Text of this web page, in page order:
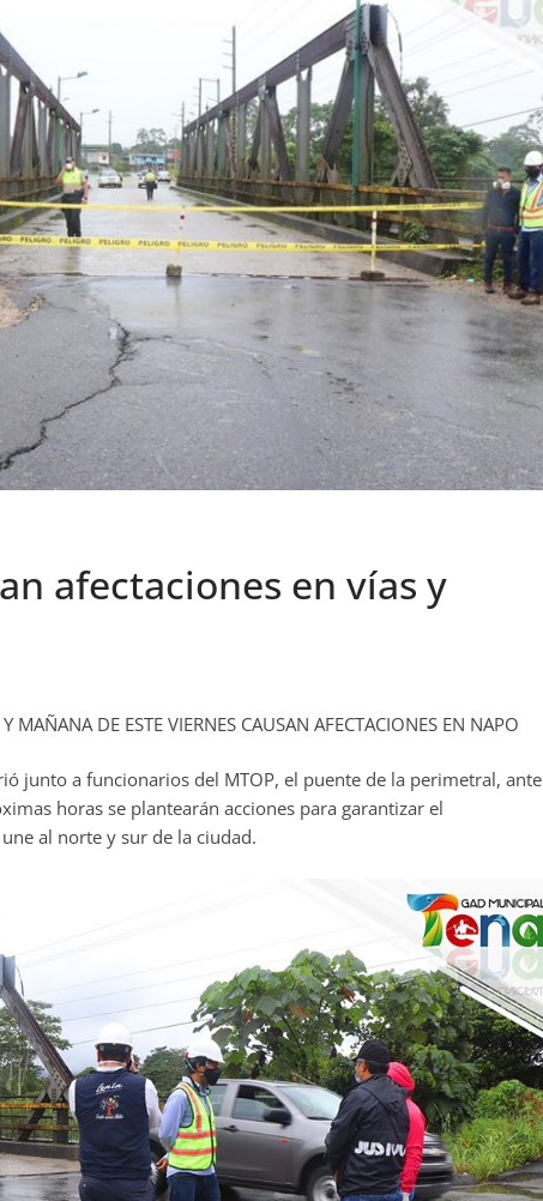
afectaciones en vías y
MAÑANA DE ESTE VIERNES CAUSAN AFECTACIONES EN NAPO
junto a funcionarios del MTOP, el puente de la perimetral, ante
horas se plantearán acciones para garantizar el
al norte y sur de la ciudad.